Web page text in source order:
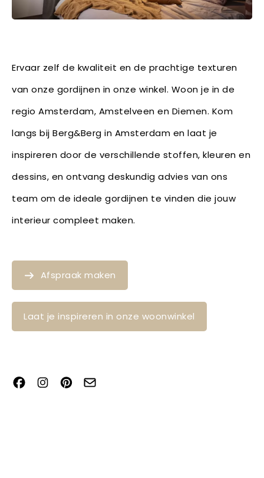
Ervaar zelf de kwaliteit en de prachtige texturen
van onze gordijnen in onze winkel. Woon je in de
regio Amsterdam, Amstelveen en Diemen. Kom
langs bij Berg&Berg in Amsterdam en laat je
inspireren door de verschillende stoffen, kleuren en
dessins, en ontvang deskundig advies van ons
team om de ideale gordijnen te vinden die jouw
interieur compleet maken.
Afspraak maken
Laat je inspireren in onze woonwinkel